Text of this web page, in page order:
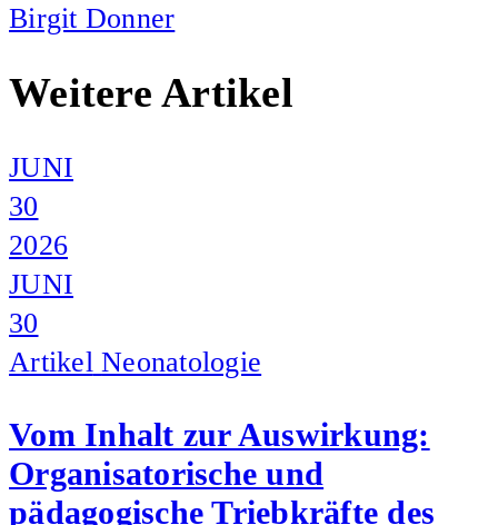
Birgit Donner
Weitere Artikel
JUNI
30
2026
JUNI
30
Artikel Neonatologie
Vom Inhalt zur Auswirkung:
Organisatorische und
pädagogische Triebkräfte des